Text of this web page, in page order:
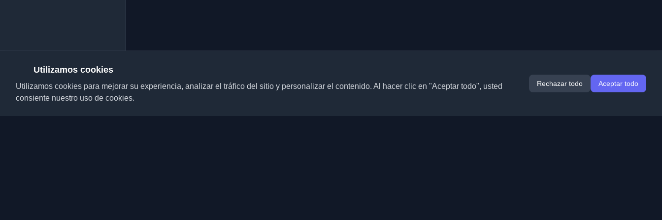
Utilizamos cookies
Utilizamos cookies para mejorar su experiencia, analizar el tráfico del sitio y personalizar el contenido. Al hacer clic en "Aceptar todo", usted
consiente nuestro uso de cookies.
Rechazar todo Aceptar todo